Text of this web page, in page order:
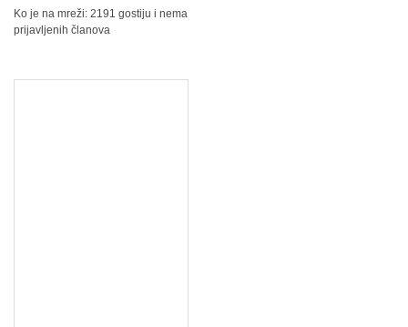
Ko je na mreži: 2191 gostiju i nema
prijavljenih članova